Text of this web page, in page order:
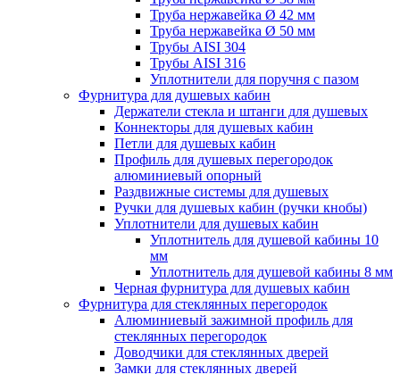
Труба нержавейка Ø 42 мм
Труба нержавейка Ø 50 мм
Трубы AISI 304
Трубы AISI 316
Уплотнители для поручня с пазом
Фурнитура для душевых кабин
Держатели стекла и штанги для душевых
Коннекторы для душевых кабин
Петли для душевых кабин
Профиль для душевых перегородок
алюминиевый опорный
Раздвижные сиcтемы для душевых
Ручки для душевых кабин (ручки кнобы)
Уплотнители для душевых кабин
Уплотнитель для душевой кабины 10
мм
Уплотнитель для душевой кабины 8 мм
Черная фурнитура для душевых кабин
Фурнитура для стеклянных перегородок
Алюминиевый зажимной профиль для
стеклянных перегородок
Доводчики для стеклянных дверей
Замки для стеклянных дверей